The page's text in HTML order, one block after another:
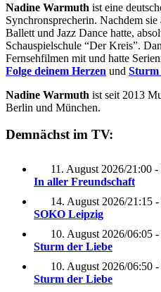
Nadine Warmuth ist eine
Synchronsprecherin. Nachdem
Ballett und Jazz Dance hatte,
Schauspielschule “Der Kreis”.
Fernsehfilmen mit und hatte
Folge deinem Herzen und Sturm
Nadine Warmuth ist seit 2013
Berlin und München.
Demnächst im TV:
11. August 2026/21:00 -
In aller Freundschaft
14. August 2026/21:15
SOKO Leipzig
10. August 2026/06:05
Sturm der Liebe
10. August 2026/06:50
Sturm der Liebe